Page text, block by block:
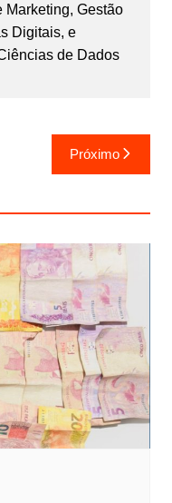
Marketing, Gestão
Digitais, e
de Dados
Próximo